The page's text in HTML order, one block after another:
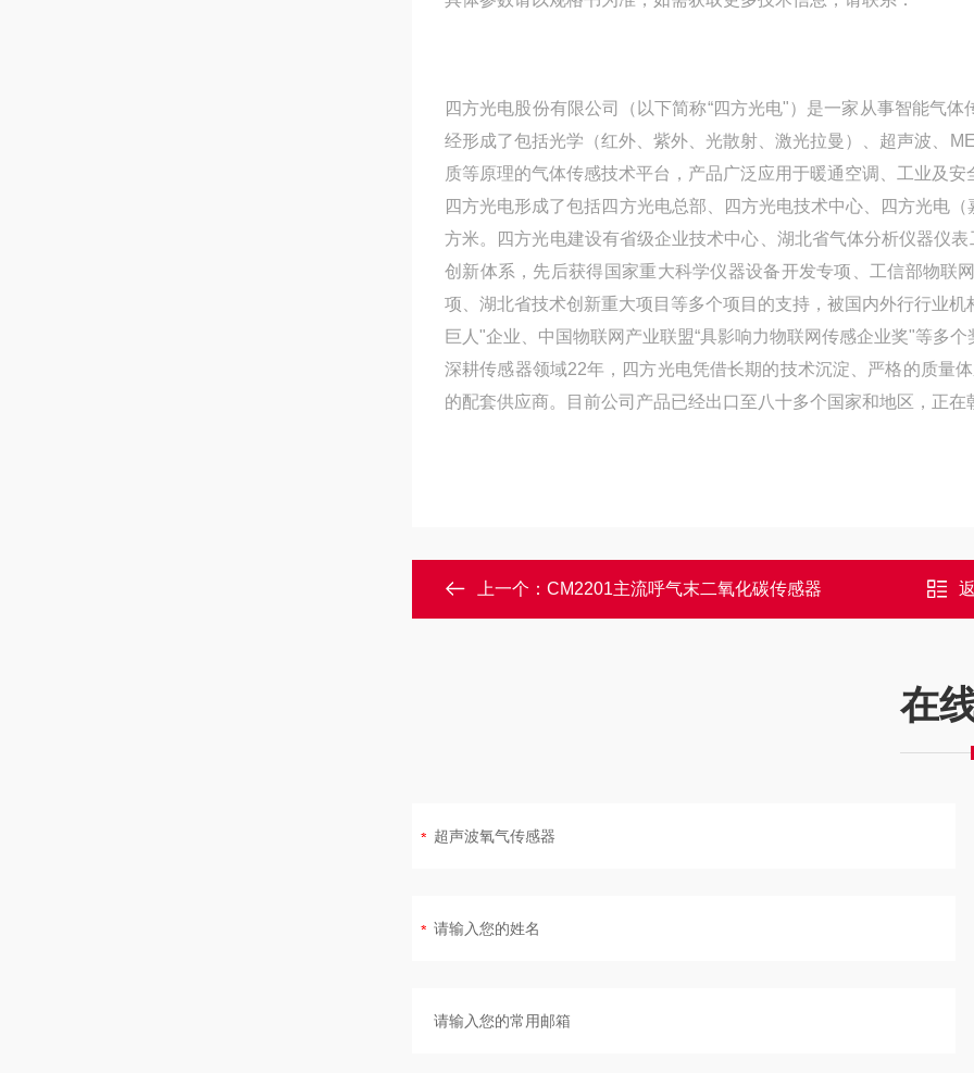
四方光电股份有限公司（以下简称“四方光电"）是一家从事智能气
经形成了包括光学（红外、紫外、光散射、激光拉曼）、超声波、
质等原理的气体传感技术平台，产品广泛应用于暖通空调、工业及
四方光电形成了包括四方光电总部、四方光电技术中心、四方光电
方米。四方光电建设有省级企业技术中心、湖北省气体分析仪器仪
创新体系，先后获得国家重大科学仪器设备开发专项、工信部物联
项、湖北省技术创新重大项目等多个项目的支持，被国内外行行业
巨人"企业、中国物联网产业联盟“具影响力物联网传感企业奖"等多个
深耕传感器领域22年，四方光电凭借长期的技术沉淀、严格的质量
的配套供应商。目前公司产品已经出口至八十多个国家和地区，正
上一个： CM2201主流呼气末二氧化碳传感器
在